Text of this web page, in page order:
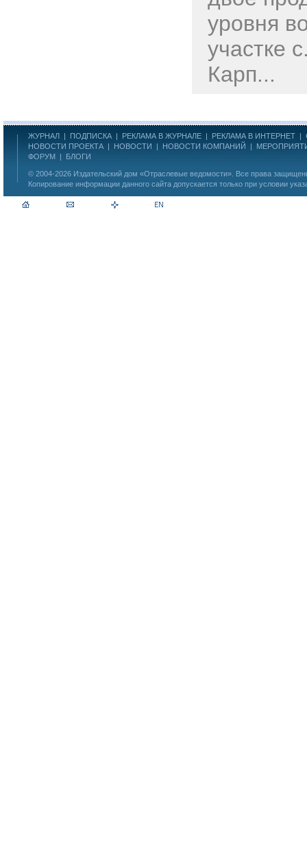
уровня
участке
Карп...
ЖУРНАЛ | ПОДПИСКА | РЕКЛАМА В ЖУРНАЛЕ | РЕКЛАМА В ИНТЕРНЕТ |
НОВОСТИ ПРОЕКТА | НОВОСТИ | НОВОСТИ КОМПАНИЙ |
ФОРУМ | БЛОГИ
© 2004-2026 Издательский дом «Отраслевые ведомости» . Все права
Копирование информации данного сайта допускается только при условии